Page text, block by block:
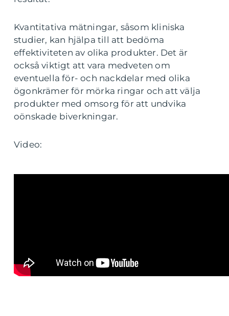
Kvantitativa mätningar, såsom kliniska
studier, kan hjälpa till att bedöma
effektiviteten av olika produkter. Det är
också viktigt att vara medveten om
eventuella för- och nackdelar med olika
ögonkrämer för mörka ringar och att välja
produkter med omsorg för att undvika
oönskade biverkningar.
Video: